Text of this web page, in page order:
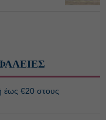
έως €20 στους